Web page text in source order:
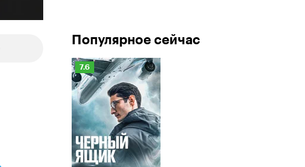
Популярное сейчас
Рейтинг
Кинопоиска
7.6
7.6